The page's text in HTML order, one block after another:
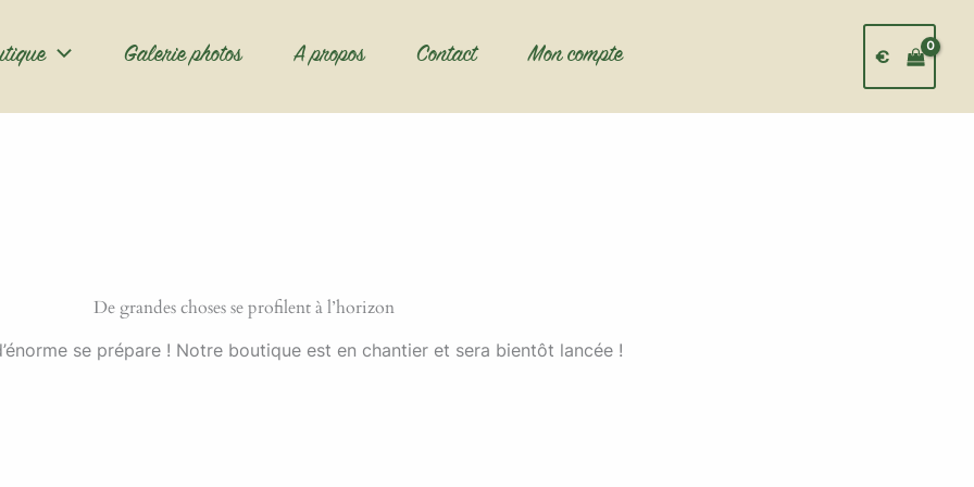
Galerie photos A propos Contact Mon compte €
De grandes choses se profilent à l’horizon
se prépare ! Notre boutique est en chantier et sera bientôt lancée !